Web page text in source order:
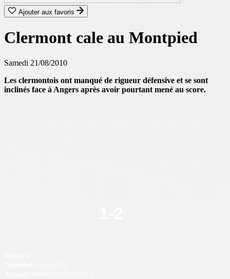
Ajouter aux favoris
Clermont cale au Montpied
Samedi 21/08/2010
Les clermontois ont manqué de rigueur défensive et se sont
inclinés face à Angers après avoir pourtant mené au score.